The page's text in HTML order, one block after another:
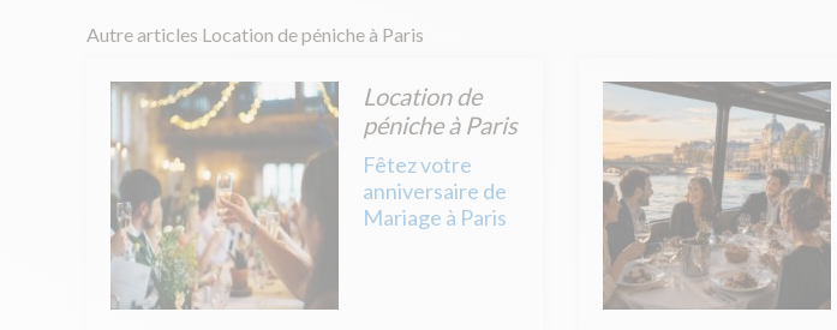
Autre articles Location de péniche à Paris
Location de
péniche à Paris
Fêtez votre
anniversaire de
Mariage à Paris